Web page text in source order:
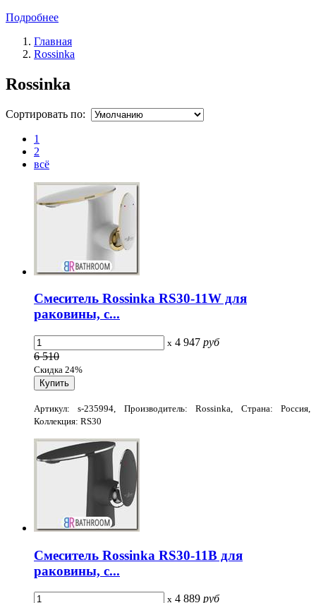
Подробнее
Главная
Rossinka
Rossinka
Сортировать по:
1
2
всё
Смеситель Rossinka RS30-11W для
раковины, с...
x 4 947 руб
6 510
Скидка 24%
Артикул: s-235994, Производитель: Rossinka, Страна: Россия,
Коллекция: RS30
Смеситель Rossinka RS30-11B для
раковины, с...
x 4 889 руб